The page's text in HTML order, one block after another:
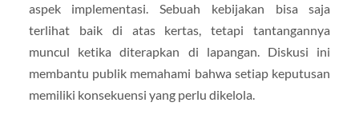
aspek implementasi. Sebuah kebijakan bisa saja
terlihat baik di atas kertas, tetapi tantangannya
muncul ketika diterapkan di lapangan. Diskusi ini
membantu publik memahami bahwa setiap keputusan
memiliki konsekuensi yang perlu dikelola.